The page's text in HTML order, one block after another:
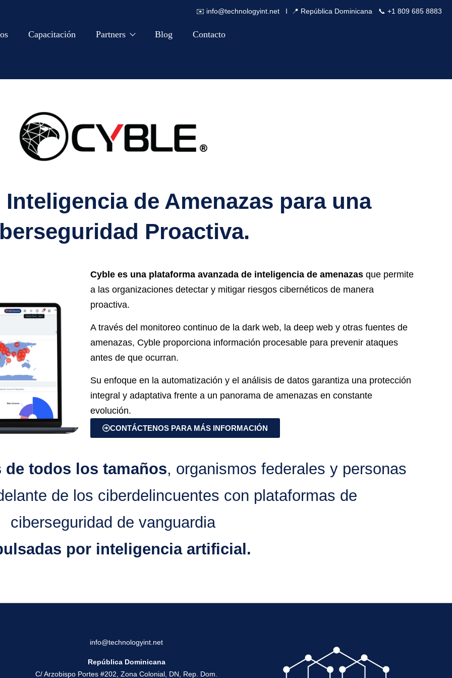
✉️ info@technologyint.net Ι 📍 República Dominicana 📞 +1 809 685 8883
Capacitación Partners Blog Contacto
de Amenazas para una
Proactiva.
Cyble es una plataforma avanzada de inteligencia de amenazasque permite
a las organizaciones detectar y mitigar riesgos cibernéticos de manera
proactiva.
A través del monitoreo continuo de la dark web, la deep web y otras fuentes de
amenazas, Cyble proporciona información procesable para prevenir ataques
antes de que ocurran.
Su enfoque en la automatización y el análisis de datos garantiza una protección
integral y adaptativa frente a un panorama de amenazas en constante
evolución.
CONTÁCTENOS PARA MÁS INFORMACIÓN
de todos los tamaños, organismos federales y personas
de los ciberdelincuentes con plataformas de
ciberseguridad de vanguardia
por inteligencia artificial.
info@technologyint.net
República Dominicana
C/ Arzobispo Portes #202, Zona Colonial, DN, Rep. Dom.